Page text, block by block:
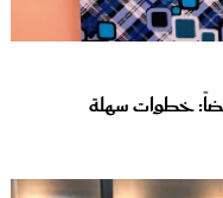
خطوات سهلة